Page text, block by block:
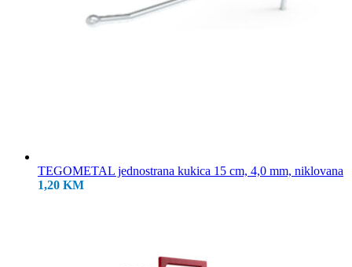
TEGOMETAL jednostrana kukica 15 cm, 4,0 mm, niklovana
1,20 KM